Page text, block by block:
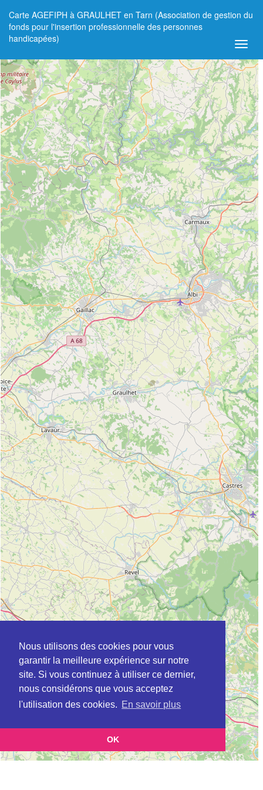
Nous utilisons des cookies pour vous
garantir la meilleure expérience sur notre
site. Si vous continuez à utiliser ce dernier,
nous considérons que vous acceptez
l'utilisation des cookies. En savoir plus
OK
Carte AGEFIPH à GRAULHET en Tarn (Association de gestion du
fonds pour l'insertion professionnelle des personnes
handicapées)
+
−